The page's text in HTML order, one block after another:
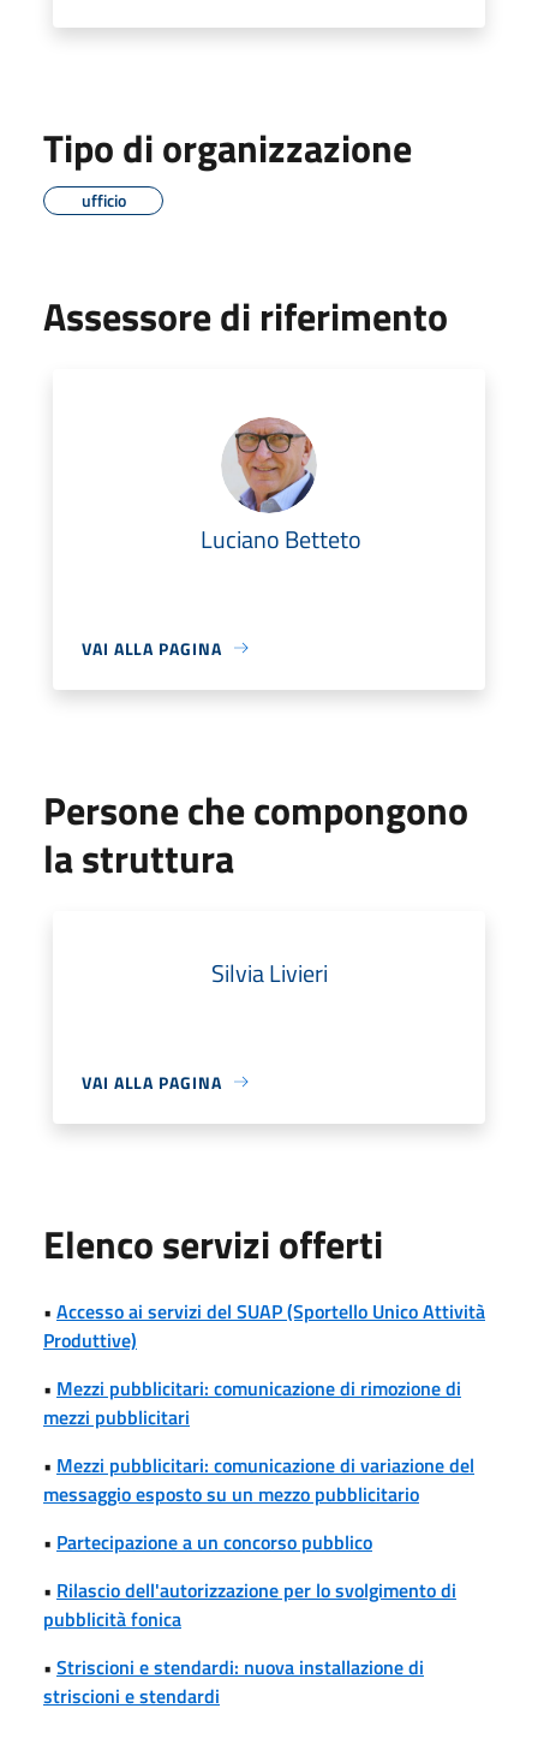
Tipo di organizzazione
ufficio
Assessore di riferimento
Luciano Betteto
VAI ALLA PAGINA
Persone che compongono
la struttura
Silvia Livieri
VAI ALLA PAGINA
Elenco servizi offerti
• Accesso ai servizi del SUAP (Sportello Unico Attività
Produttive)
• Mezzi pubblicitari: comunicazione di rimozione di
mezzi pubblicitari
• Mezzi pubblicitari: comunicazione di variazione del
messaggio esposto su un mezzo pubblicitario
• Partecipazione a un concorso pubblico
• Rilascio dell'autorizzazione per lo svolgimento di
pubblicità fonica
• Striscioni e stendardi: nuova installazione di
striscioni e stendardi